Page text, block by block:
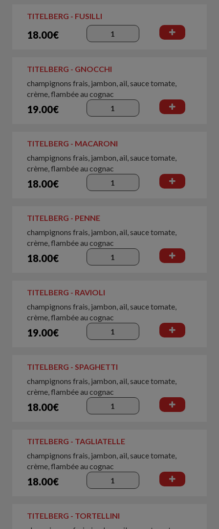
TITELBERG - FUSILLI
18.00€
TITELBERG - GNOCCHI
champignons frais, jambon, ail, sauce tomate,
crème, flambée au cognac
19.00€
TITELBERG - MACARONI
champignons frais, jambon, ail, sauce tomate,
crème, flambée au cognac
18.00€
TITELBERG - PENNE
champignons frais, jambon, ail, sauce tomate,
crème, flambée au cognac
18.00€
TITELBERG - RAVIOLI
champignons frais, jambon, ail, sauce tomate,
crème, flambée au cognac
19.00€
TITELBERG - SPAGHETTI
champignons frais, jambon, ail, sauce tomate,
crème, flambée au cognac
18.00€
TITELBERG - TAGLIATELLE
champignons frais, jambon, ail, sauce tomate,
crème, flambée au cognac
18.00€
TITELBERG - TORTELLINI